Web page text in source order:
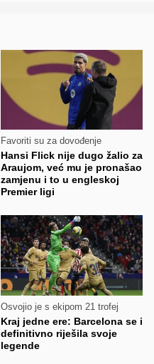
Favoriti su za dovođenje
Hansi Flick nije dugo žalio za
Araujom, već mu je pronašao
zamjenu i to u engleskoj
Premier ligi
Osvojio je s ekipom 21 trofej
Kraj jedne ere: Barcelona se i
definitivno riješila svoje
legende